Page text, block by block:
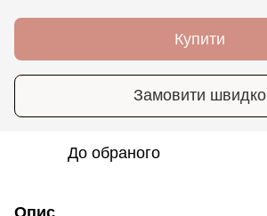
Купити
Замовити швидко
До обраного
Опис